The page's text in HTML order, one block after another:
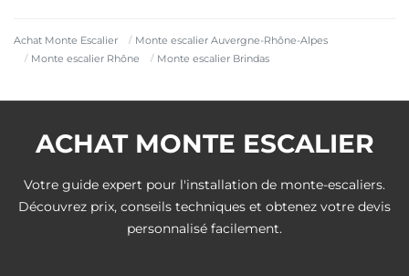
Achat Monte Escalier
Monte escalier Auvergne-Rhône-Alpes
Monte escalier Rhône
Monte escalier Brindas
ACHAT MONTE ESCALIER
Votre guide expert pour l'installation de monte-escaliers.
Découvrez prix, conseils techniques et obtenez votre devis
personnalisé facilement.